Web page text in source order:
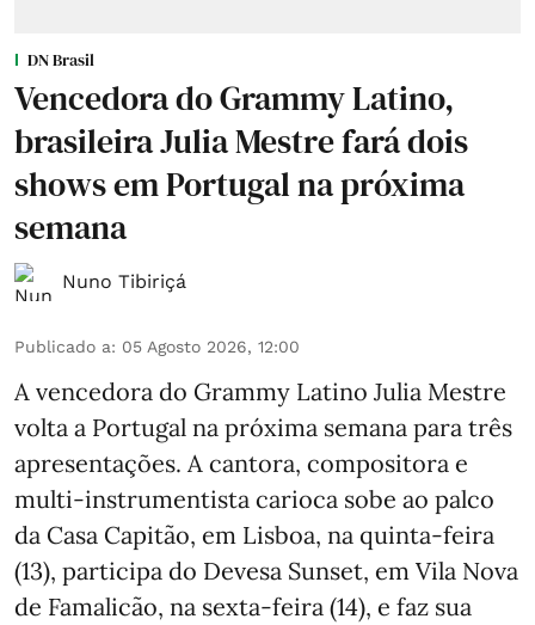
DN Brasil
Vencedora do Grammy Latino,
brasileira Julia Mestre fará dois
shows em Portugal na próxima
semana
Nuno Tibiriçá
Publicado a: 05 Agosto 2026, 12:00
A vencedora do Grammy Latino Julia Mestre
volta a Portugal na próxima semana para três
apresentações. A cantora, compositora e
multi-instrumentista carioca sobe ao palco
da Casa Capitão, em Lisboa, na quinta-feira
(13), participa do Devesa Sunset, em Vila Nova
de Famalicão, na sexta-feira (14), e faz sua